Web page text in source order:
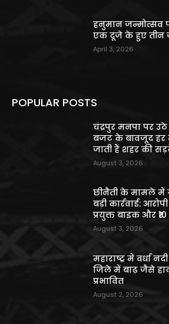
हनुमान जन्मोत्सव
एक दूजे के हुए तीन
April 3, 2026
POPULAR POSTS
चंद्रपुर मनपा पर
बजट के बावजूद हर
जाती हैं शहर की
August 3, 2026
छीनैती के मामले में
बड़ी कार्रवाई:
प्रयुक्त बाइक और
August 3, 2026
महाराष्ट्र में वर्धा
जिले में बाढ़ जैसे
प्रभावित
August 2, 2026